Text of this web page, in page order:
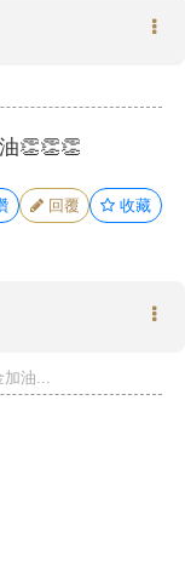
👏👏👏
回覆 收藏
加油...